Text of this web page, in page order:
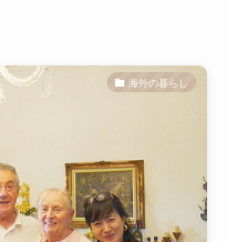
海外の暮らし